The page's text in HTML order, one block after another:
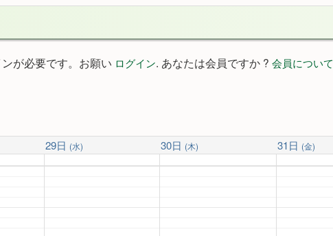
が必要です。お願い ログイン. あなたは会員ですか ? 会員について
29日 (水) 30日 (木) 31日 (金)